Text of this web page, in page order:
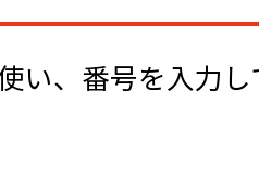
い、番号を入力